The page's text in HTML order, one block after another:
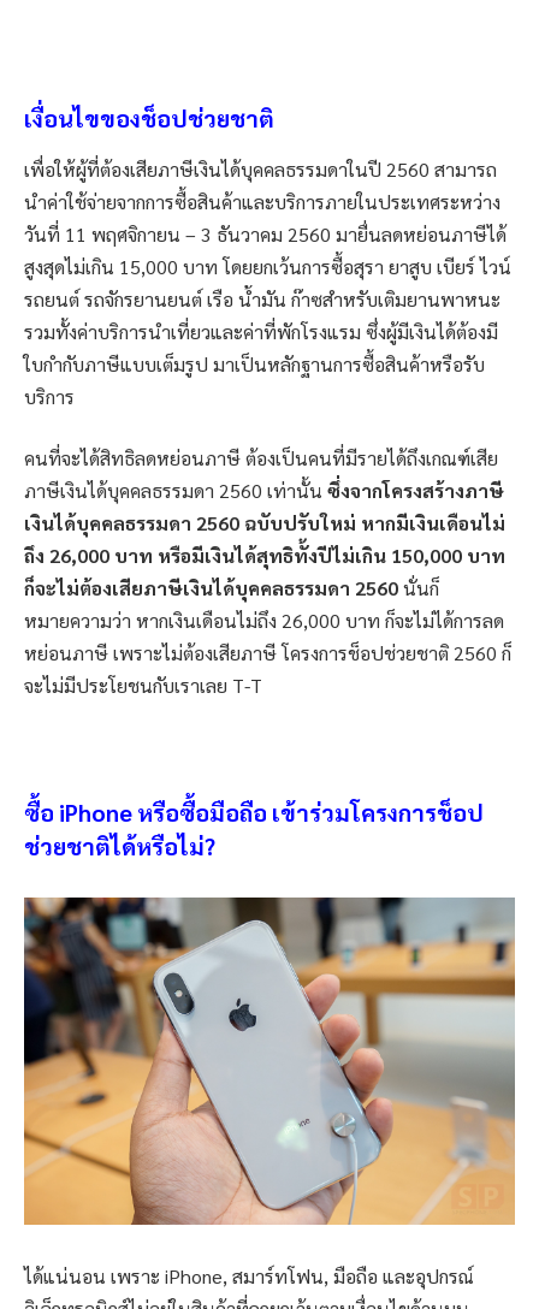
เงื่อนไขของช็อปช่วยชาติ
เพื่อให้ผู้ที่ต้องเสียภาษีเงินได้บุคคลธรรมดาในปี 2560 สามารถ
นำค่าใช้จ่ายจากการซื้อสินค้าและบริการภายในประเทศระหว่าง
วันที่ 11 พฤศจิกายน – 3 ธันวาคม 2560 มายื่นลดหย่อนภาษีได้
สูงสุดไม่เกิน 15,000 บาท โดยยกเว้นการซื้อสุรา ยาสูบ เบียร์ ไวน์
รถยนต์ รถจักรยานยนต์ เรือ น้ำมัน ก๊าซสำหรับเติมยานพาหนะ
รวมทั้งค่าบริการนำเที่ยวและค่าที่พักโรงแรม ซึ่งผู้มีเงินได้ต้องมี
ใบกำกับภาษีแบบเต็มรูป มาเป็นหลักฐานการซื้อสินค้าหรือรับ
บริการ
คนที่จะได้สิทธิลดหย่อนภาษี ต้องเป็นคนที่มีรายได้ถึงเกณฑ์เสีย
ภาษีเงินได้บุคคลธรรมดา 2560 เท่านั้น ซึ่งจากโครงสร้างภาษี
เงินได้บุคคลธรรมดา 2560 ฉบับปรับใหม่ หากมีเงินเดือนไม่
ถึง 26,000 บาท หรือมีเงินได้สุทธิทั้งปีไม่เกิน 150,000 บาท
ก็จะไม่ต้องเสียภาษีเงินได้บุคคลธรรมดา 2560นั่นก็
หมายความว่า หากเงินเดือนไม่ถึง 26,000 บาท ก็จะไม่ได้การลด
หย่อนภาษี เพราะไม่ต้องเสียภาษี โครงการช็อปช่วยชาติ 2560 ก็
จะไม่มีประโยชนกับเราเลย T-T
ซื้อ iPhone หรือซื้อมือถือ เข้าร่วมโครงการช็อป
ช่วยชาติได้หรือไม่?
ได้แน่นอน เพราะ iPhone, สมาร์ทโฟน, มือถือ และอุปกรณ์